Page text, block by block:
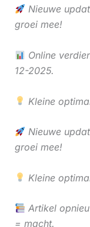
Nieuwe
groei mee!
Online
12-2025.
Kleine
Nieuwe
groei mee!
Kleine
Artikel
= macht.